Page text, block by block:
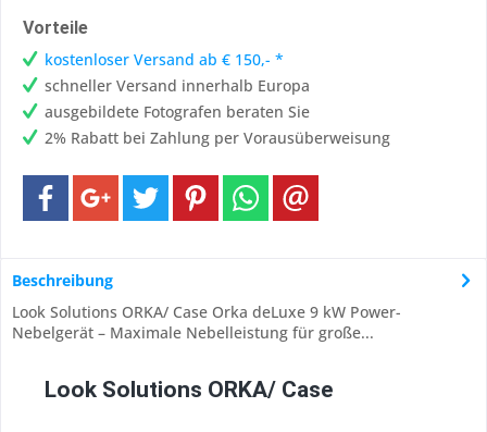
Vorteile
kostenloser Versand ab € 150,- *
schneller Versand innerhalb Europa
ausgebildete Fotografen beraten Sie
2% Rabatt bei Zahlung per Vorausüberweisung
Beschreibung
Look Solutions ORKA/ Case Orka deLuxe 9 kW Power-
Nebelgerät – Maximale Nebelleistung für große...
Look Solutions ORKA/ Case